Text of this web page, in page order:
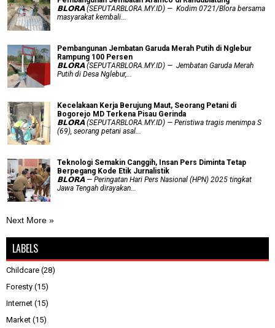
𝗕𝗟𝗢𝗥𝗔 (SEPUTARBLORA.MY.ID) — Kodim 0721/Blora bersama
masyarakat kembali...
Pembangunan Jembatan Garuda Merah Putih di Nglebur
Rampung 100 Persen
𝗕𝗟𝗢𝗥𝗔 (SEPUTARBLORA.MY.ID) — Jembatan Garuda Merah
Putih di Desa Nglebur,...
Kecelakaan Kerja Berujung Maut, Seorang Petani di
Bogorejo MD Terkena Pisau Gerinda
𝗕𝗟𝗢𝗥𝗔 (SEPUTARBLORA.MY.ID) — Peristiwa tragis menimpa S
(69), seorang petani asal...
Teknologi Semakin Canggih, Insan Pers Diminta Tetap
Berpegang Kode Etik Jurnalistik
𝗕𝗟𝗢𝗥𝗔 — Peringatan Hari Pers Nasional (HPN) 2025 tingkat
Jawa Tengah dirayakan...
Next More »
LABELS
Childcare (28)
Foresty (15)
Internet (15)
Market (15)